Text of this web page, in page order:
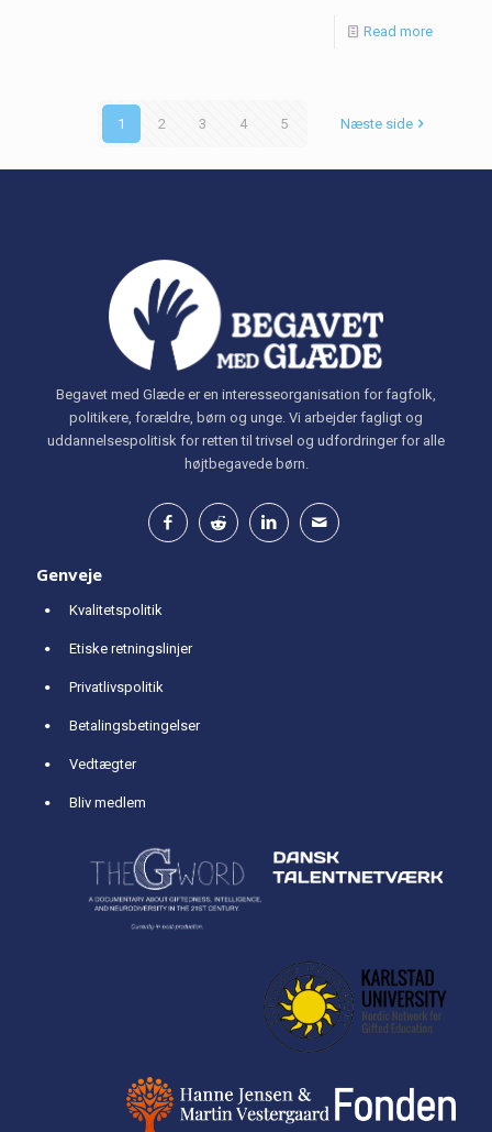
Read more
1 2 3 4 5 Næste side
Begavet med Glæde er en interesseorganisation for fagfolk,
politikere, forældre, børn og unge. Vi arbejder fagligt og
uddannelsespolitisk for retten til trivsel og udfordringer for alle
højtbegavede børn.
Genveje
Kvalitetspolitik
Etiske retningslinjer
Privatlivspolitik
Betalingsbetingelser
Vedtægter
Bliv medlem